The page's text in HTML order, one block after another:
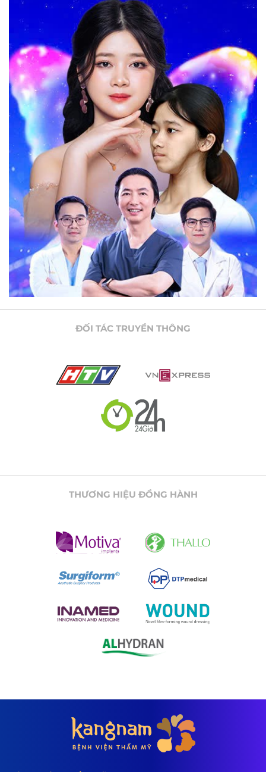
ĐỐI TÁC TRUYỀN THÔNG
THƯƠNG HIỆU ĐỒNG HÀNH